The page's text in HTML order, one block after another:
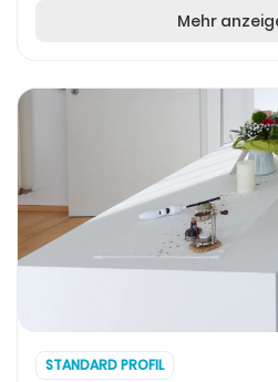
Mehr
STANDARD PROFIL